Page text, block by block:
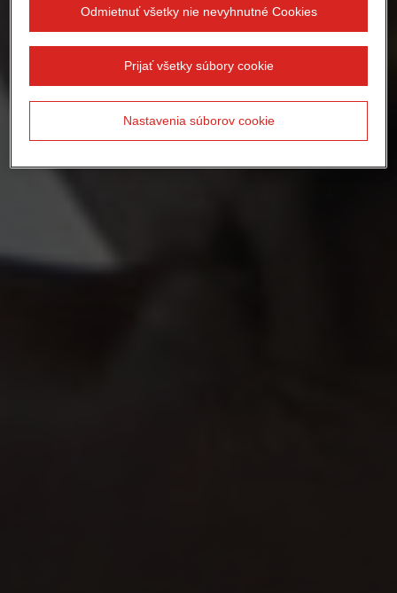
Odmietnuť všetky nie nevyhnutné Cookies
Prijať všetky súbory cookie
Nastavenia súborov cookie